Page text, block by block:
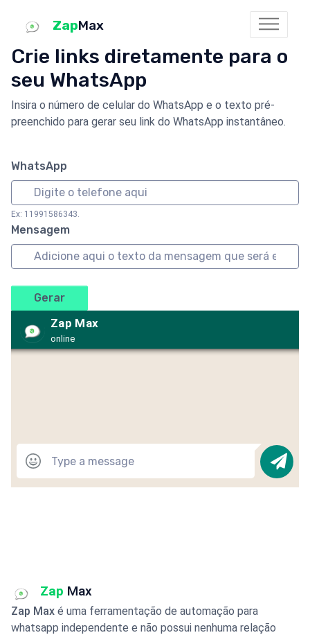
ZapMax
Crie links diretamente para o
seu WhatsApp
Insira o número de celular do WhatsApp e o texto pré-
preenchido para gerar seu link do WhatsApp instantâneo.
WhatsApp
Ex: 11991586343.
Mensagem
Gerar
Zap Max
online
Zap Max
Zap Max é uma ferramentação de automação para
whatsapp independente e não possui nenhuma relação